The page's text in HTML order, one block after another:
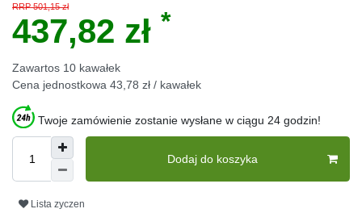
RRP 501,15 zł
437,82 zł *
Zawartos 10 kawałek
Cena jednostkowa 43,78 zł / kawałek
Twoje zamówienie zostanie wysłane w ciągu 24 godzin!
Dodaj do koszyka
Lista zyczen